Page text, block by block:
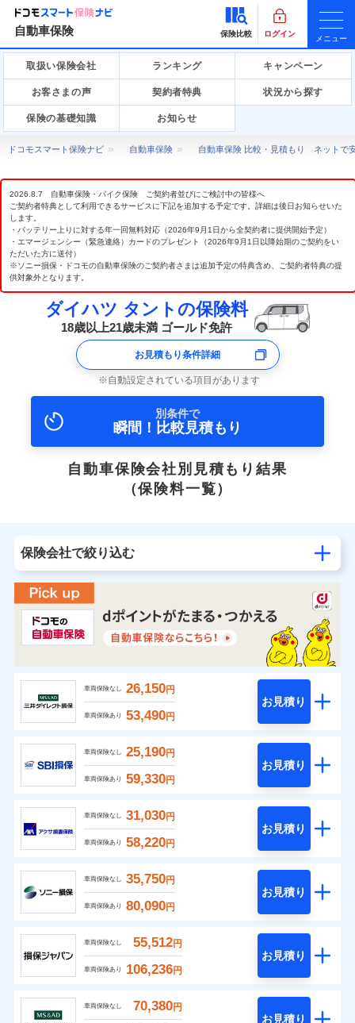
自動車保険 保険比較 ログイン
メニュー
取扱い保険会社 ランキング キャンペーン
お客さまの声 契約者特典 状況から探す
保険の基礎知識 お知らせ
ドコモスマート保険ナビ 自動車保険 自動車保険 比較・見積もり ネットで
2026.8.7 自動車保険・バイク保険 ご契約者並びにご検討中の皆様へ
ご契約者特典として利用できるサービスに下記を追加する予定です。詳細は後日お知らせいた
します。
・バッテリー上りに対する年一回無料対応（2026年9月1日から全契約者に提供開始予定）
・エマージェンシー（緊急連絡）カードのプレゼント（2026年9月1日以降始期のご契約をい
ただいた方に送付）
※ソニー損保・ドコモの自動車保険のご契約者さまは追加予定の特典含め、ご契約者特典の提
供対象外となります。
ダイハツ タントの保険料
18歳以上21歳未満 ゴールド免許
お見積もり条件詳細
自動設定されている項目があります
別条件で
瞬間！比較見積もり
自動車保険会社別見積もり結果
（保険料一覧）
保険会社で絞り込む
車両保険なし 26,150円
車両保険あり 53,490円
お見積り
車両保険なし 25,190円
車両保険あり 59,330円
お見積り
車両保険なし 31,030円
車両保険あり 58,220円
お見積り
車両保険なし 35,750円
車両保険あり 80,090円
お見積り
車両保険なし 55,512円
車両保険あり 106,236円
お見積り
車両保険なし 70,380円
お見積り